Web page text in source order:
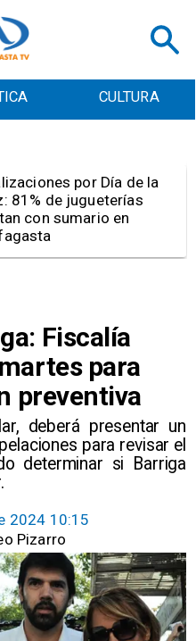
CULTURA
Fiscalía
para
preventiva
deberá presentar un
para revisar el
determinar si Barriga
2024 10:15
Pizarro
frena opción de pena
para Karen Rojo por ahora